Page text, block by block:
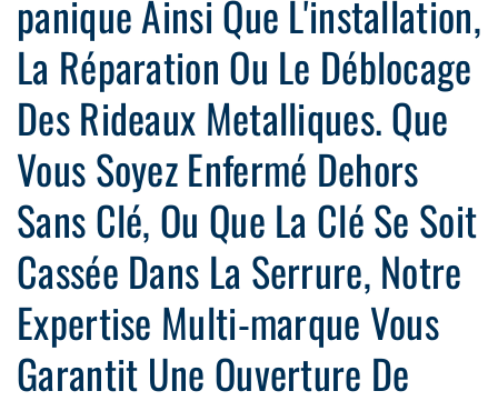
panique Ainsi Que L'installation,
La Réparation Ou Le Déblocage
Des Rideaux Metalliques. Que
Vous Soyez Enfermé Dehors
Sans Clé, Ou Que La Clé Se Soit
Cassée Dans La Serrure, Notre
Expertise Multi-marque Vous
Garantit Une Ouverture De